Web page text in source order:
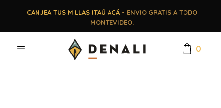
CANJEA TUS MILLAS ITAÚ ACÁ- ENVIO GRATIS A TODO
MONTEVIDEO.
0